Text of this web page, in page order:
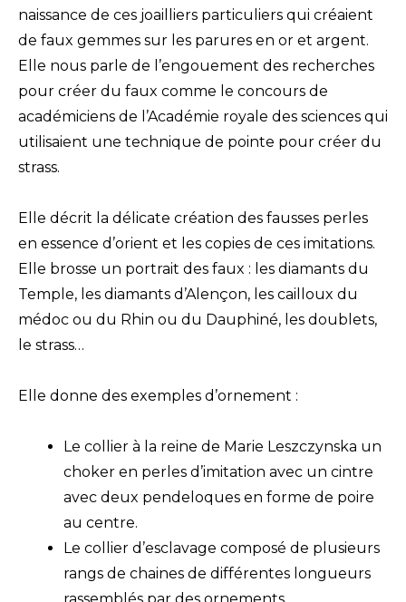
naissance de ces joailliers particuliers qui créaient
de faux gemmes sur les parures en or et argent.
Elle nous parle de l’engouement des recherches
pour créer du faux comme le concours de
académiciens de l’Académie royale des sciences qui
utilisaient une technique de pointe pour créer du
strass.
Elle décrit la délicate création des fausses perles
en essence d’orient et les copies de ces imitations.
Elle brosse un portrait des faux : les diamants du
Temple, les diamants d’Alençon, les cailloux du
médoc ou du Rhin ou du Dauphiné, les doublets,
le strass…
Elle donne des exemples d’ornement :
Le collier à la reine de Marie Leszczynska un
choker en perles d’imitation avec un cintre
avec deux pendeloques en forme de poire
au centre.
Le collier d’esclavage composé de plusieurs
rangs de chaines de différentes longueurs